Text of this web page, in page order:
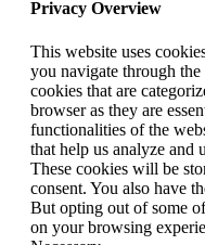
Privacy Overview
This website uses
you navigate through
cookies that are
browser as they are
functionalities of the
that help us analyze and
These cookies will be
consent. You also have
But opting out of some
on your browsing